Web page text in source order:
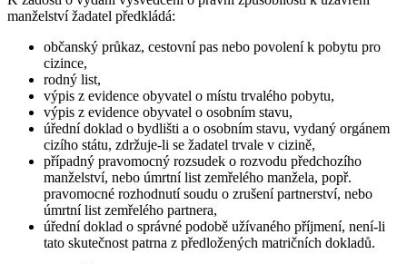
manželství žadatel předkládá:
občanský průkaz, cestovní pas nebo povolení k pobytu pro
cizince,
rodný list,
výpis z evidence obyvatel o místu trvalého pobytu,
výpis z evidence obyvatel o osobním stavu,
úřední doklad o bydlišti a o osobním stavu, vydaný orgánem
cizího státu, zdržuje-li se žadatel trvale v cizině,
případný pravomocný rozsudek o rozvodu předchozího
manželství, nebo úmrtní list zemřelého manžela, popř.
pravomocné rozhodnutí soudu o zrušení partnerství, nebo
úmrtní list zemřelého partnera,
úřední doklad o správné podobě užívaného příjmení, není-li
tato skutečnost patrna z předložených matričních dokladů.